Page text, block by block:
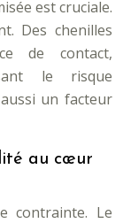
est cruciale.
Des chenilles
de contact,
le risque
un facteur
au cœur
contrainte. Le